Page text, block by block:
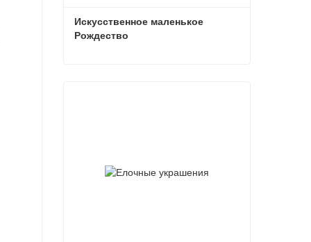
Искусственное маленькое
Рождество